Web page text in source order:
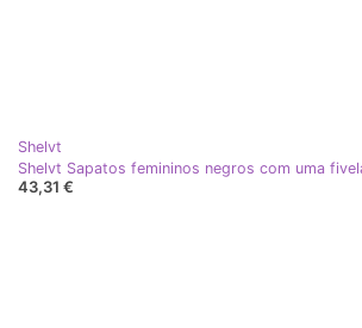
Shelvt
Shelvt Sapatos femininos negros com uma
43,31 €